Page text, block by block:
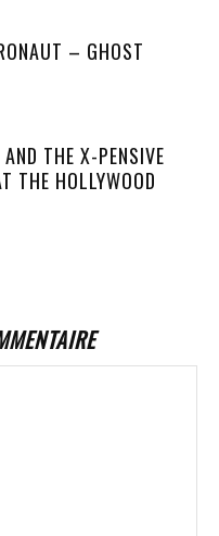
– GHOST
THE X-PENSIVE
THE HOLLYWOOD